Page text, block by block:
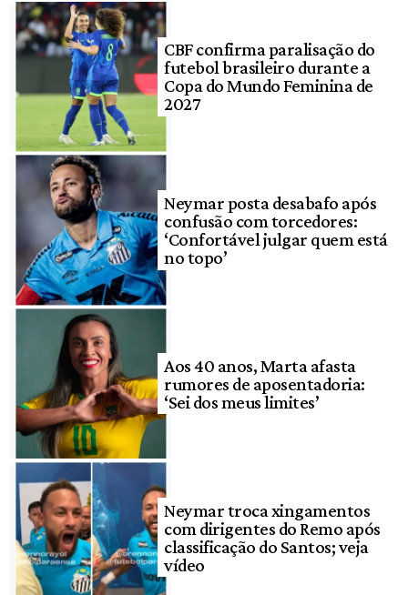
CBF confirma paralisação do
futebol brasileiro durante a
Copa do Mundo Feminina de
2027
Neymar posta desabafo após
confusão com torcedores:
‘Confortável julgar quem está
no topo’
Aos 40 anos, Marta afasta
rumores de aposentadoria:
‘Sei dos meus limites’
Neymar troca xingamentos
com dirigentes do Remo após
classificação do Santos; veja
vídeo